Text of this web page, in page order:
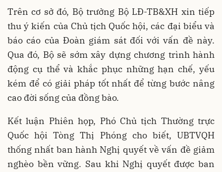
Trên cơ sở đó, Bộ trưởng Bộ LĐ-TB&XH xin tiếp
thu ý kiến của Chủ tịch Quốc hội, các đại biểu và
báo cáo của Đoàn giám sát đối với vấn đề này.
Qua đó, Bộ sẽ sớm xây dựng chương trình hành
động cụ thể và khắc phục những hạn chế, yếu
kém để có giải pháp tốt nhất để từng bước nâng
cao đời sống của đồng bào.
Kết luận Phiên họp, Phó Chủ tịch Thường trực
Quốc hội Tòng Thị Phóng cho biết, UBTVQH
thống nhất ban hành Nghị quyết về vấn đề giảm
nghèo bền vững. Sau khi Nghị quyết được ban